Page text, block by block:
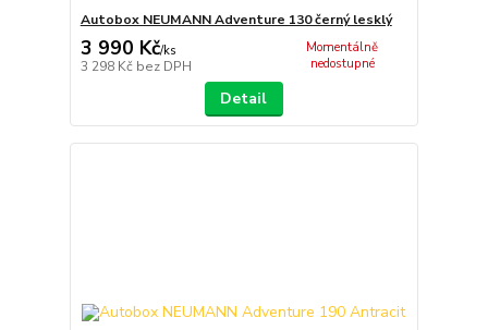
Autobox NEUMANN Adventure 130 černý lesklý
3 990 Kč/ks
3 298 Kč bez DPH
Momentálně
nedostupné
Detail